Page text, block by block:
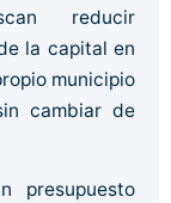
reducir
la capital en
municipio
cambiar de
presupuesto